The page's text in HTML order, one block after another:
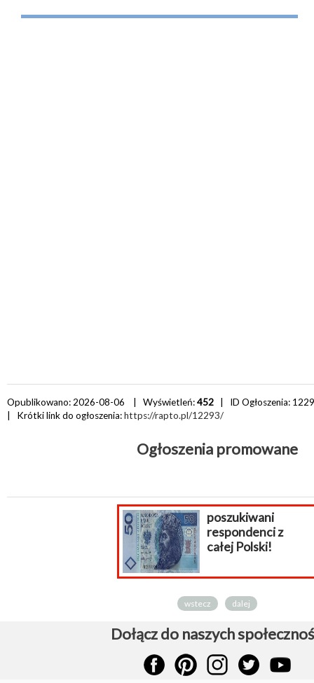
Opublikowano: 2026-08-06 | Wyświetleń:452 | ID Ogłoszenia:
| Krótki link do ogłoszenia:https://rapto.pl/12293/
Ogłoszenia promowane
poszukiwani
respondenci z
całej Polski!
wstecz dalej
Dołącz do naszych